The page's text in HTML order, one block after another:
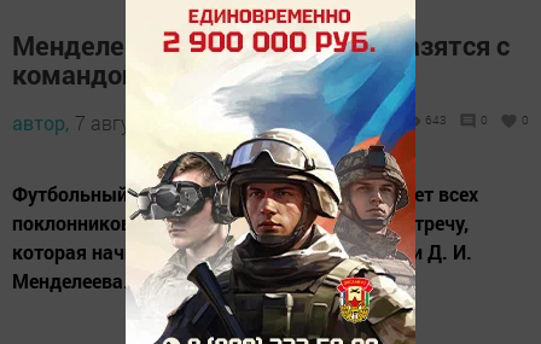
Менделеевские футболисты сразятся с
командой «Камаз»
автор, 7 августа 2024 - 12:09 643 0 0
Футбольный клуб «Менделеевск» приглашает всех
поклонников спорта на захватывающую встречу,
которая начнется в 18:00 на стадионе имени Д. И.
Менделеева.